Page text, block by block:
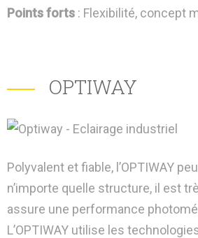
Points forts : Flexibilité, concept
OPTIWAY
Polyvalent et fiable, l’OPTIWAY
n’importe quelle structure, il est
assure une performance
L’OPTIWAY utilise les